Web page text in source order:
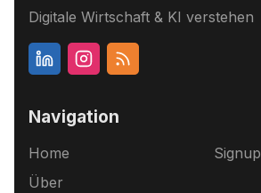
Digitale Wirtschaft & KI verstehen
Navigation
Home
Über
Signup